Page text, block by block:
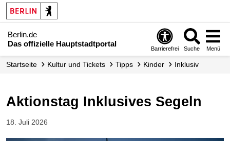
Berlin.de
Das offizielle Hauptstadtportal
Barrierefrei Suche Menü
Startseite Kultur und Tickets Tipps Kinder Inklusiv
Aktionstag Inklusives Segeln
18. Juli 2026